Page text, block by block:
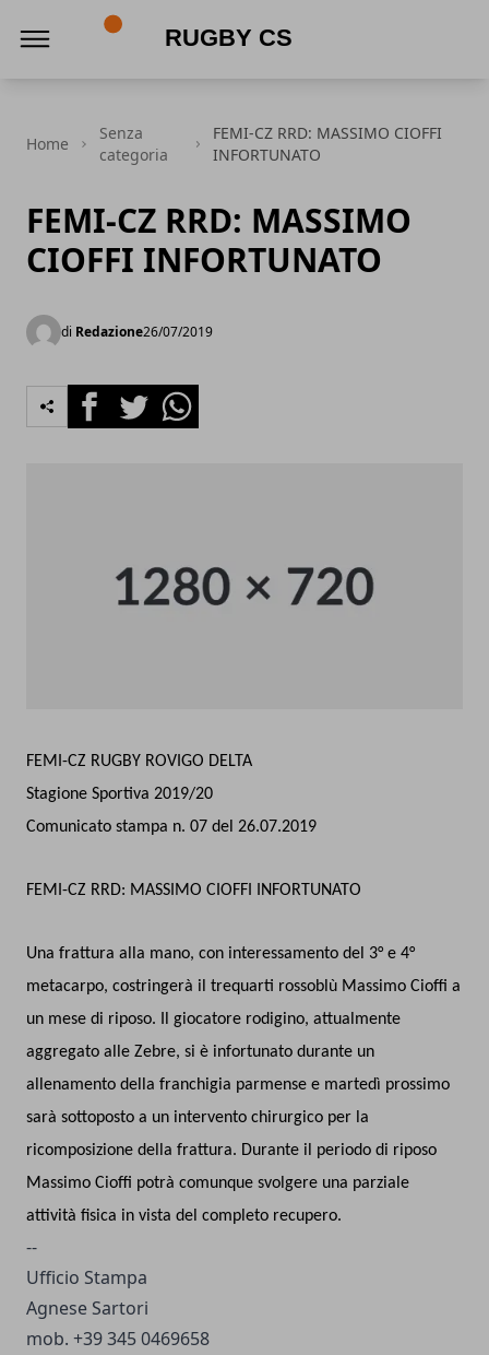
Home
Senza
categoria
FEMI-CZ RRD: MASSIMO CIOFFI
INFORTUNATO
FEMI-CZ RRD: MASSIMO
CIOFFI INFORTUNATO
di Redazione26/07/2019
FacebookTwitterWhatsapp
FEMI-CZ RUGBY ROVIGO DELTA
Stagione Sportiva 2019/20
Comunicato stampa n. 07 del 26.07.2019
FEMI-CZ RRD: MASSIMO CIOFFI INFORTUNATO
Una frattura alla mano, con interessamento del 3° e 4°
metacarpo, costringerà il trequarti rossoblù Massimo Cioffi a
un mese di riposo. Il giocatore rodigino, attualmente
aggregato alle Zebre, si è infortunato durante un
allenamento della franchigia parmense e martedì prossimo
sarà sottoposto a un intervento chirurgico per la
ricomposizione della frattura. Durante il periodo di riposo
Massimo Cioffi potrà comunque svolgere una parziale
attività fisica in vista del completo recupero.
--
Ufficio Stampa
Agnese Sartori
mob. +39 345 0469658